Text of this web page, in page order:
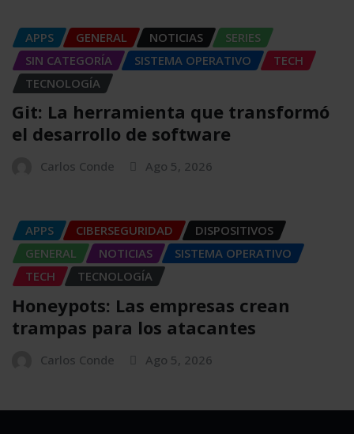
APPS GENERAL NOTICIAS
SERIES
SIN CATEGORÍA
SISTEMA OPERATIVO
TECH
TECNOLOGÍA
Git: La herramienta que transformó
el desarrollo de software
Carlos Conde Ago 5, 2026
APPS CIBERSEGURIDAD
DISPOSITIVOS
GENERAL
NOTICIAS
SISTEMA OPERATIVO
TECH
TECNOLOGÍA
Honeypots: Las empresas crean
trampas para los atacantes
Carlos Conde Ago 5, 2026